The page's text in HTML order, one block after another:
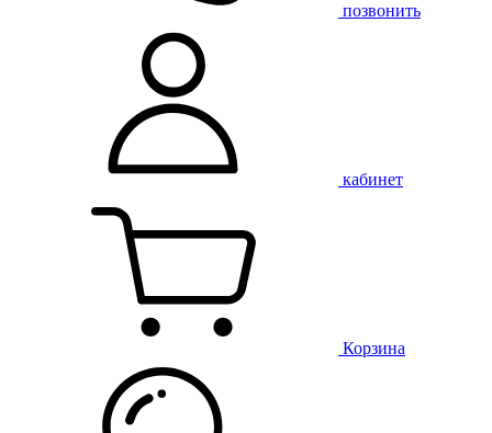
позвонить
кабинет
Корзина